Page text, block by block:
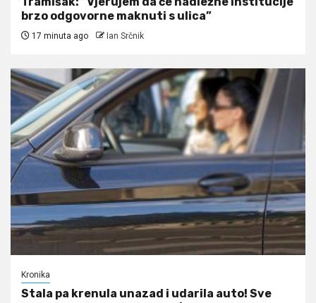
brzo odgovorne maknuti s ulica”
17 minuta ago Ian Srčnik
Kronika
Stala pa krenula unazad i udarila auto! Sve